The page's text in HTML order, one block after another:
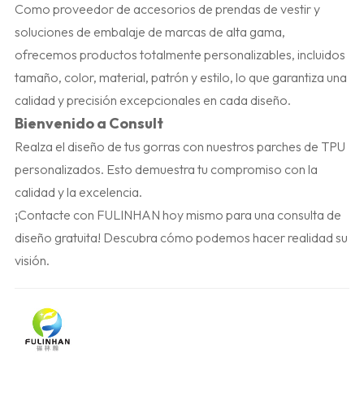
Como proveedor de accesorios de prendas de vestir y
soluciones de embalaje de marcas de alta gama,
ofrecemos productos totalmente personalizables, incluidos
tamaño, color, material, patrón y estilo, lo que garantiza una
calidad y precisión excepcionales en cada diseño.
Bienvenido a Consult
Realza el diseño de tus gorras con nuestros parches de TPU
personalizados. Esto demuestra tu compromiso con la
calidad y la excelencia.
¡Contacte con FULINHAN hoy mismo para una consulta de
diseño gratuita! Descubra cómo podemos hacer realidad su
visión.